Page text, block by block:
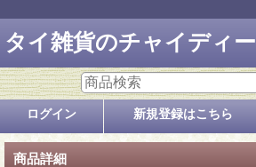
タイ雑貨のチャイディー
ログイン 新規登録はこちら
商品詳細